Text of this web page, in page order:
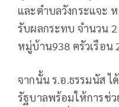
และตำบลวังกระแจะ
รับผลกระทบ จำนวน
หมู่บ้าน938 ครัวเรือน
จากนั้น ร.อ.ธรรมนัส
รัฐบาลพร้อมให้การช่